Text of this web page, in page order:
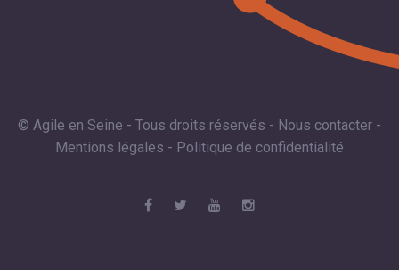
© Agile en Seine - Tous droits réservés - Nous contacter -
Mentions légales - Politique de confidentialité